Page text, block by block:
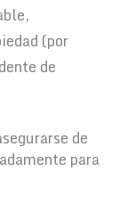
(por
de
de
para